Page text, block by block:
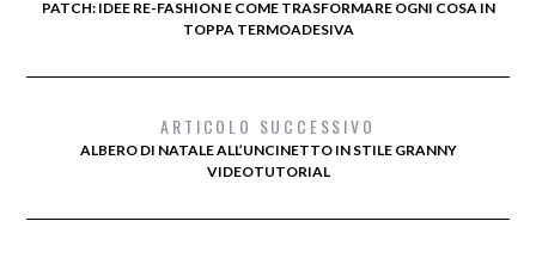
PATCH: IDEE RE-FASHION E COME TRASFORMARE OGNI COSA IN
TOPPA TERMOADESIVA
ARTICOLO SUCCESSIVO
ALBERO DI NATALE ALL’UNCINETTO IN STILE GRANNY
VIDEOTUTORIAL